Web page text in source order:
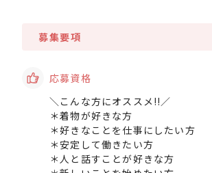
募集要項
応募資格
＼こんな方にオススメ!!／
＊着物が好きな方
＊好きなことを仕事にしたい方
＊安定して働きたい方
＊人と話すことが好きな方